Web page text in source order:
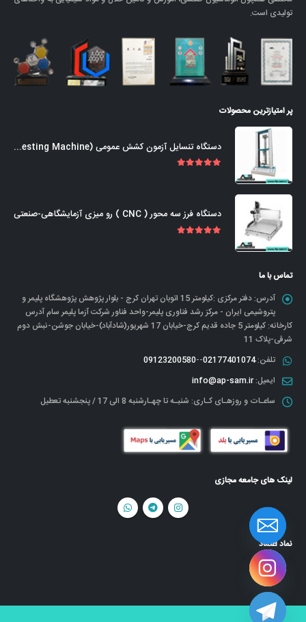
تولیدی است.
پر امتیازترین محصولات
دستگاه تنسایل آزمون کشش عمومی (Universal Tensile Testing Machine)
دستگاه فرز سه محور ( CNC ) رو میزی آزمایشگاهی-صنعتی
تماس با ما
آدرس:
دفتر مرکزی :کیلومتر 15 اتوبان تهران کرج - بلوار پژوهش پژوهشگاه پلیمر و
پتروشیمی ایران - مرکز رشد فناوری پلیمر-واحد فناور شرکت آزما پلیمر سام آدرس
کارخانه: کیلومتر 5 جاده قدیم کرج-خیابان 17 شهریور(شادآباد)-خیابان جوشن-نبش دوم
شرقی-پلاک 11
تلفن:02177401074
--
09123200580
ایمیل:info@ap-sam.ir
ساعـات و روزهـای کـاری: شنبـه تا چهـارشنبه 8 الی 17 / پنجشنبه تعطیل
لینک های جامعه مجازی
نماد اعتماد